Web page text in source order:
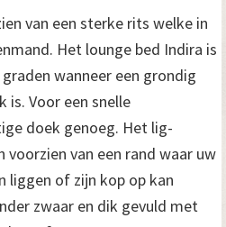
van een sterke rits welke in
Het lounge bed Indira is
wanneer een grondig
is. Voor een snelle
doek genoeg. Het lig-
voorzien van een rand waar uw
liggen of zijn kop op kan
zwaar en dik gevuld met